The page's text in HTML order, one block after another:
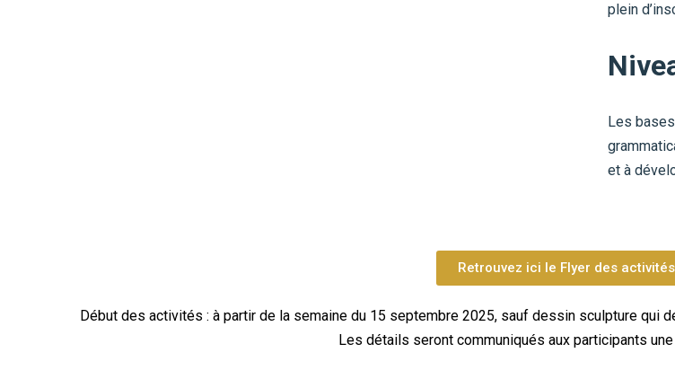
plein
Les
et à
Retrouvez ici le Flyer des
Début des activités : à partir de la semaine du 15 septembre 2025, sauf dessin sculpture qui
Les détails seront communiqués aux participants